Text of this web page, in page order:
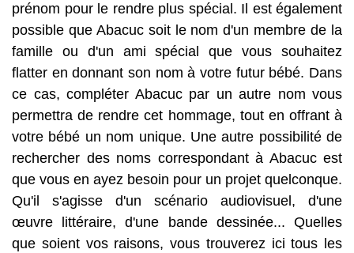
prénom pour le rendre plus spécial. Il est également
possible que Abacuc soit le nom d'un membre de la
famille ou d'un ami spécial que vous souhaitez
flatter en donnant son nom à votre futur bébé. Dans
ce cas, compléter Abacuc par un autre nom vous
permettra de rendre cet hommage, tout en offrant à
votre bébé un nom unique. Une autre possibilité de
rechercher des noms correspondant à Abacuc est
que vous en ayez besoin pour un projet quelconque.
Qu'il s'agisse d'un scénario audiovisuel, d'une
œuvre littéraire, d'une bande dessinée... Quelles
que soient vos raisons, vous trouverez ici tous les